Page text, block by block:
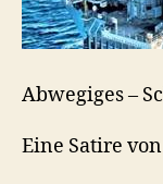
Abwegiges –
Eine Satire von